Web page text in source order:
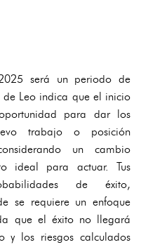
será un periodo de
Leo indica que el inicio
para dar los
trabajo o posición
un cambio
ideal para actuar. Tus
de éxito,
se requiere un enfoque
que el éxito no llegará
y los riesgos calculados